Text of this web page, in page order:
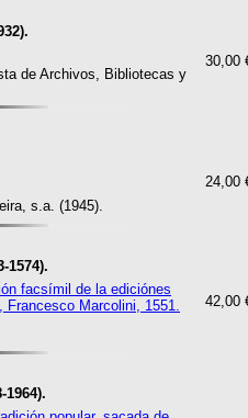
30,00
de Archivos, Bibliotecas y
24,00
s.a. (1945).
1574).
42,00
facsímil de la ediciónes
Francesco Marcolini, 1551.
1964).